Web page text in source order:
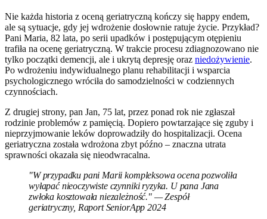
Nie każda historia z oceną geriatryczną kończy się happy endem,
ale są sytuacje, gdy jej wdrożenie dosłownie ratuje życie. Przykład?
Pani Maria, 82 lata, po serii upadków i postępującym otępieniu
trafiła na ocenę geriatryczną. W trakcie procesu zdiagnozowano nie
tylko początki demencji, ale i ukrytą depresję oraz niedożywienie.
Po wdrożeniu indywidualnego planu rehabilitacji i wsparcia
psychologicznego wróciła do samodzielności w codziennych
czynnościach.
Z drugiej strony, pan Jan, 75 lat, przez ponad rok nie zgłaszał
rodzinie problemów z pamięcią. Dopiero powtarzające się zguby i
nieprzyjmowanie leków doprowadziły do hospitalizacji. Ocena
geriatryczna została wdrożona zbyt późno – znaczna utrata
sprawności okazała się nieodwracalna.
"W przypadku pani Marii kompleksowa ocena pozwoliła
wyłapać nieoczywiste czynniki ryzyka. U pana Jana
zwłoka kosztowała niezależność." — Zespół
geriatryczny, Raport SeniorApp 2024